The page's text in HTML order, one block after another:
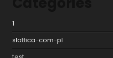
1
slottica-com-pl